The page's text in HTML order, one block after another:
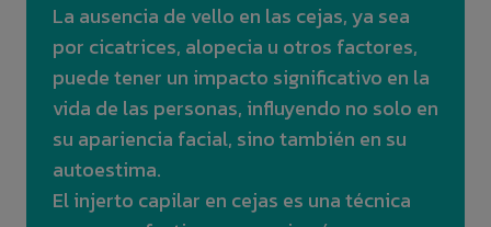
La ausencia de vello en las cejas, ya sea
por cicatrices, alopecia u otros factores,
puede tener un impacto significativo en la
vida de las personas, influyendo no solo en
su apariencia facial, sino también en su
autoestima.
El injerto capilar en cejas es una técnica